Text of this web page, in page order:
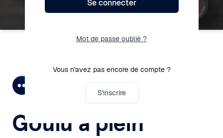
Goulu à plein
Se connecter
Mot de passe oublié ?
Vous n'avez pas encore de compte ?
S'inscrire